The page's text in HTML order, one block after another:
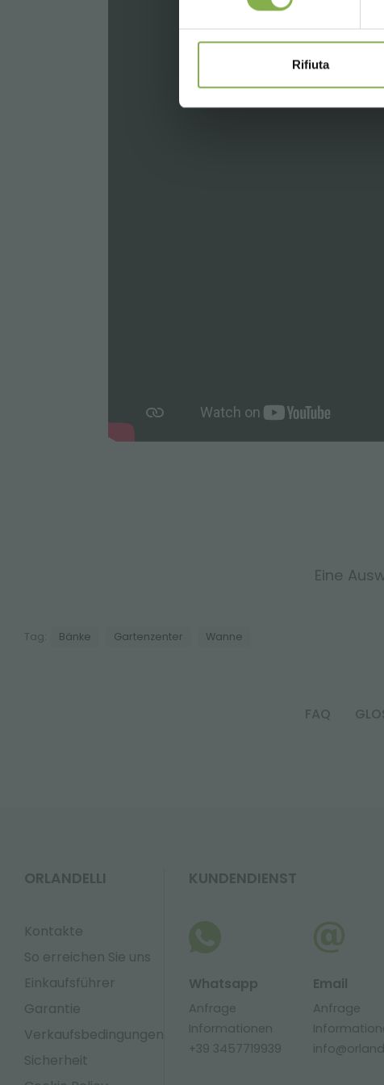
Rifiuta
Eine
Tag: Bänke Gartenzenter Wanne
FAQ
ORLANDELLI
Kontakte
So erreichen Sie uns
Einkaufsführer
Garantie
Verkaufsbedingungen
Sicherheit
KUNDENDIENST
Whatsapp
Anfrage
Informationen
+39 3457719939
Email
Anfrage
Versand.